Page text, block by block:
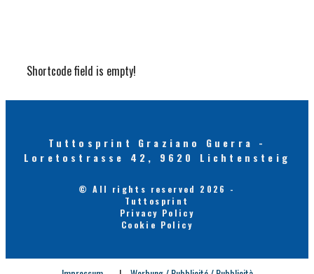
Shortcode field is empty!
Tuttosprint Graziano Guerra -
Loretostrasse 42, 9620 Lichtensteig
© All rights reserved 2026 -
Tuttosprint
Privacy Policy
Cookie Policy